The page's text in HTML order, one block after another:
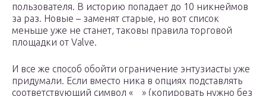
пользователя. В историю попадает до 10 никнеймов
за раз. Новые – заменят старые, но вот список
меньше уже не станет, таковы правила торговой
площадки от Valve.
И все же способ обойти ограничение энтузиасты уже
придумали. Если вместо ника в опциях подставлять
соответствующий символ «ᅠ» (копировать нужно без